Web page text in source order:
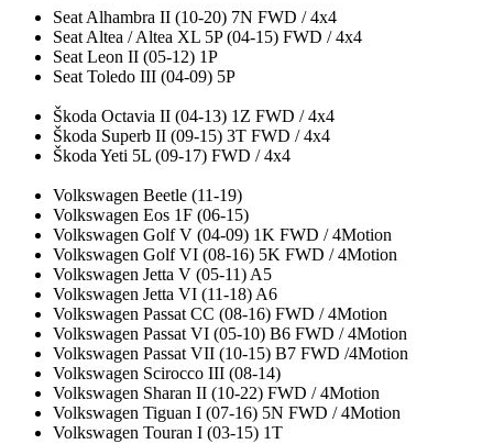
Seat Alhambra II (10-20) 7N FWD / 4x4
Seat Altea / Altea XL 5P (04-15) FWD / 4x4
Seat Leon II (05-12) 1P
Seat Toledo III (04-09) 5P
Škoda Octavia II (04-13) 1Z FWD / 4x4
Škoda Superb II (09-15) 3T FWD / 4x4
Škoda Yeti 5L (09-17) FWD / 4x4
Volkswagen Beetle (11-19)
Volkswagen Eos 1F (06-15)
Volkswagen Golf V (04-09) 1K FWD / 4Motion
Volkswagen Golf VI (08-16) 5K FWD / 4Motion
Volkswagen Jetta V (05-11) A5
Volkswagen Jetta VI (11-18) A6
Volkswagen Passat CC (08-16) FWD / 4Motion
Volkswagen Passat VI (05-10) B6 FWD / 4Motion
Volkswagen Passat VII (10-15) B7 FWD /4Motion
Volkswagen Scirocco III (08-14)
Volkswagen Sharan II (10-22) FWD / 4Motion
Volkswagen Tiguan I (07-16) 5N FWD / 4Motion
Volkswagen Touran I (03-15) 1T